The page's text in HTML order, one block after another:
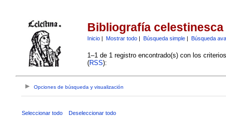
Bibliografía celestinesca
Inicio| Mostrar todo| Búsqueda simple| Búsqueda
1–1 de 1 registro encontrado(s) con los
(RSS):
Opciones de búsqueda y visualización
Seleccionar todo Deseleccionar todo